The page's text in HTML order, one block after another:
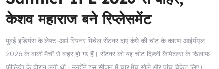
केशव महाराज बने रिप्लेसमेंट
मुंबई इंडियंस के लेफ्ट-आर्म स्पिनर मिचेल सेंटनर दाएं कंधे की चोट के कारण आईपीएल
2026 के बाकी मैचों से बाहर हो गए हैं। सेंटनर को यह चोट दिल्ली कैपिटल्स के खिलाफ
फील्डिंग के दौरान लगी थी। उन्होंने इस सीजन में चार मैच खेले और पांच विकेट लिए।